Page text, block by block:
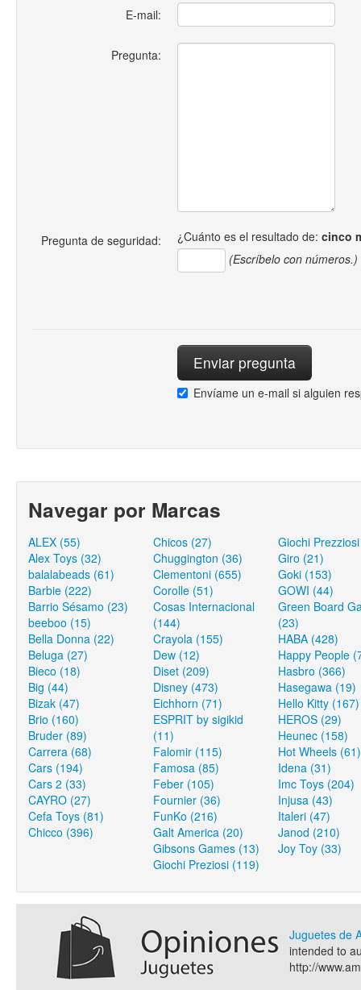
E-mail:
Pregunta:
Pregunta de seguridad: ¿Cuánto es el resultado de: cinco
(Escríbelo con números.)
Envíame un e-mail si alguien
Navegar por Marcas
ALEX (55)
Alex Toys (32)
balalabeads (61)
Barbie (222)
Barrio Sésamo (23)
beeboo (15)
Bella Donna (22)
Beluga (27)
Bieco (18)
Big (44)
Bizak (47)
Brio (160)
Bruder (89)
Carrera (68)
Cars (194)
Cars 2 (33)
CAYRO (27)
Cefa Toys (81)
Chicco (396)
Chicos (27)
Chuggington (36)
Clementoni (655)
Corolle (51)
Cosas Internacional
(144)
Crayola (155)
Dew (12)
Diset (209)
Disney (473)
Eichhorn (71)
ESPRIT by sigikid
(11)
Falomir (115)
Famosa (85)
Feber (105)
Fournier (36)
FunKo (216)
Galt America (20)
Gibsons Games (13)
Giochi Preziosi (119)
Giochi
Giro (21)
Goki (153)
GOWI (44)
Green Board
(23)
HABA (428)
Happy People
Hasbro (366)
Hasegawa (19)
Hello Kitty (167)
HEROS (29)
Heunec (158)
Hot Wheels (61)
Idena (31)
Imc Toys (204)
Injusa (43)
Italeri (47)
Janod (210)
Joy Toy (33)
Juguetes de
intended to
http://